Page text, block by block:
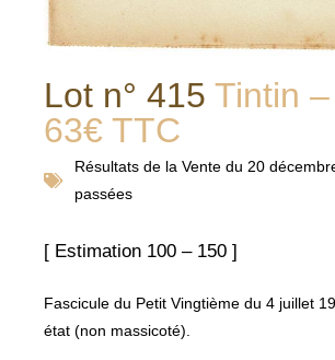
Lot n° 415 Tintin
63€ TTC
Résultats de la Vente du 20
passées
[ Estimation 100 – 150 ]
Fascicule du Petit Vingtième du 4 juillet
état (non massicoté).